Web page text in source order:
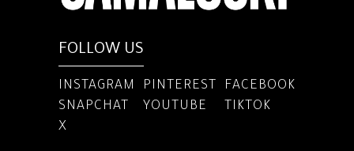
FOLLOW US
INSTAGRAM PINTEREST
FACEBOOK
SNAPCHAT
YOUTUBE
TIKTOK
X